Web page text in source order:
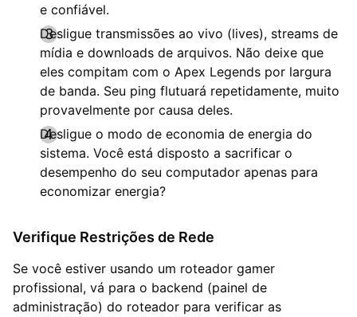
e confiável.
Desligue transmissões ao vivo (lives), streams de
mídia e downloads de arquivos. Não deixe que
eles compitam com o Apex Legends por largura
de banda. Seu ping flutuará repetidamente, muito
provavelmente por causa deles.
Desligue o modo de economia de energia do
sistema. Você está disposto a sacrificar o
desempenho do seu computador apenas para
economizar energia?
Verifique Restrições de Rede
Se você estiver usando um roteador gamer
profissional, vá para o backend (painel de
administração) do roteador para verificar as